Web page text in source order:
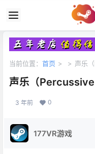
当前位置： 首页 > > 声乐
声乐（Percussive
3 年前 0
177VR游戏